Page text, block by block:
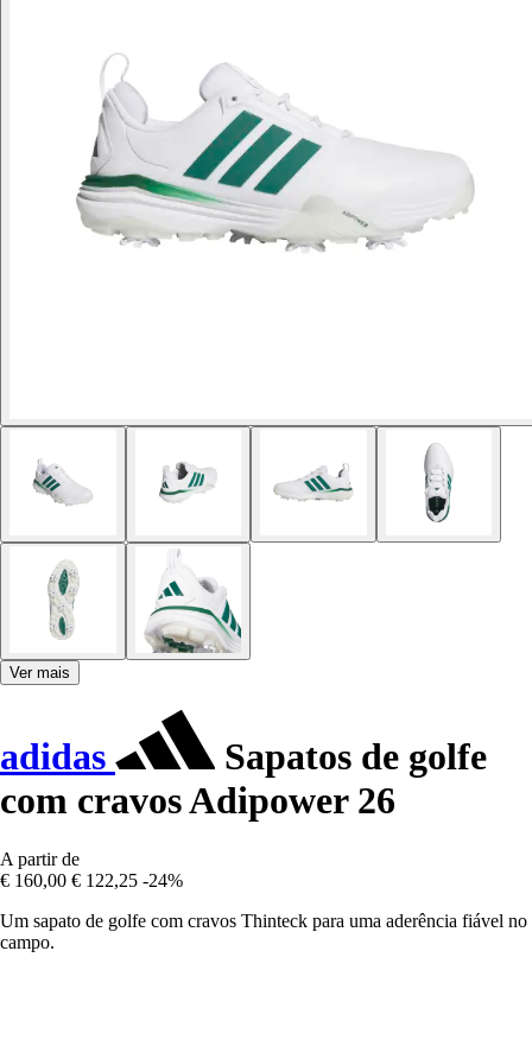
Ver mais
adidas
Sapatos de golfe
com cravos Adipower 26
A partir de
€ 160,00 € 122,25 -24%
Um sapato de golfe com cravos Thinteck para uma aderência fiável no
campo.